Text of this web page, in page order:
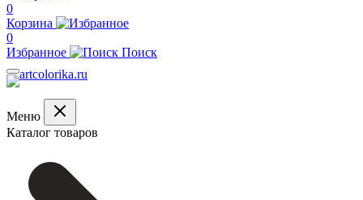
0
Корзина
0
Избранное
Поиск
Меню
Каталог товаров